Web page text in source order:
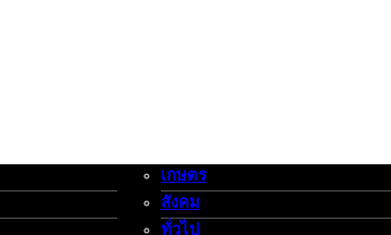
ยว-ศิลปะ เกษตร-สังคม-ทั่วไป
เกษตร
สังคม